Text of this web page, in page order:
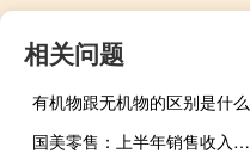
相关问题
有机物跟无机物的区别是什么
国美零售：上半年销售收入同比下降逾90%上半年净亏损同比增长约15%-25%至6月30日逾期银行及其他借款共约160亿元人民币